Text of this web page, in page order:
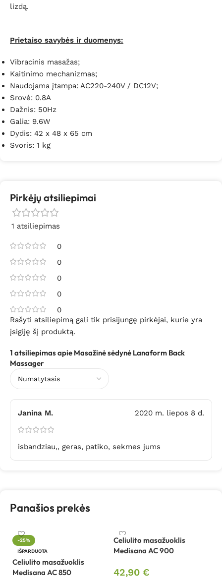
lizdą.
Prietaiso savybės ir duomenys:
Vibracinis masažas;
Kaitinimo mechanizmas;
Naudojama įtampa: AC220-240V / DC12V;
Srovė: 0.8A
Dažnis: 50Hz
Galia: 9.6W
Dydis: 42 x 48 x 65 cm
Svoris: 1 kg
Pirkėjų atsiliepimai
1 atsiliepimas
0
0
0
0
0
1 atsiliepimas apie Masažinė sėdynė Lanaform Back
Massager
Janina M. 2020 m. liepos 8 d.
isbandziau,, geras, patiko, sekmes jums
Rašyti atsiliepimą gali tik prisijungę pirkėjai, kurie yra
įsigiję šį produktą.
Panašios prekės
-25%
IŠPARDUOTA
Celiulito masažuoklis
Medisana AC 850
Celiulito masažuoklis
Medisana AC 900
42,90 €